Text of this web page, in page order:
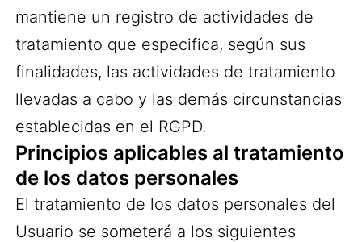
mantiene un registro de actividades de
tratamiento que especifica, según sus
finalidades, las actividades de tratamiento
llevadas a cabo y las demás circunstancias
establecidas en el RGPD.
Principios aplicables al tratamiento
de los datos personales
El tratamiento de los datos personales del
Usuario se someterá a los siguientes